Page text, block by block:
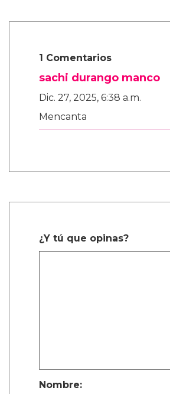
1 Comentarios
sachi durango manco
Dic. 27, 2025, 6:38 a.m.
Mencanta
¿Y tú que opinas?
Nombre: